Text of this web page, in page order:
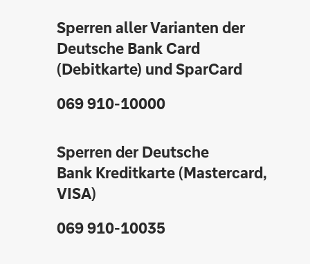
Sperren aller Varianten der
Deutsche Bank Card
(Debitkarte) und SparCard
069 910-10000
Sperren der Deutsche
Bank Kreditkarte (Mastercard,
VISA)
069 910-10035